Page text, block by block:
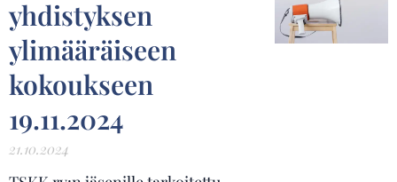
yhdistyksen
ylimääräiseen
kokoukseen
19.11.2024
21.10.2024